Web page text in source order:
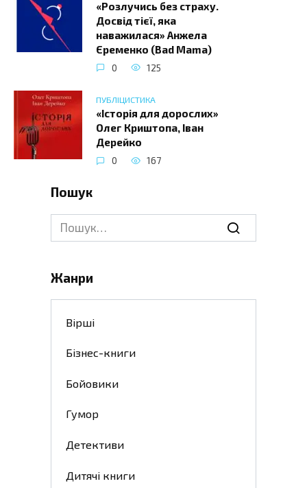
«Розлучись без страху.
Досвід тієї, яка
наважилася» Анжела
Єременко (Bad Mama)
0 125
ПУБЛІЦИСТИКА
«Історія для дорослих»
Олег Криштопа, Іван
Дерейко
0 167
Пошук
Search
for:
Жанри
Вірші
Бізнес-книги
Бойовики
Гумор
Детективи
Дитячі книги